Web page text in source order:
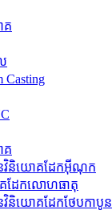
គ
Casting
គ
នវិនិយោគដែកអ៊ីណុក
គ​ដែក​លោហធាតុ
វិនិយោគដែកថែបកាបូន